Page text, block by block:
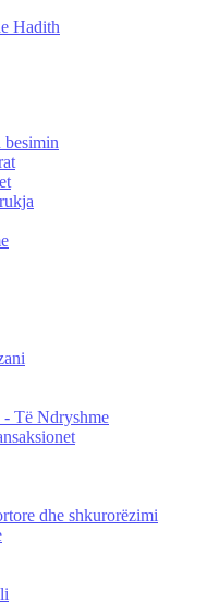
Hadith
besimin
Të Ndryshme
dhe shkurorëzimi